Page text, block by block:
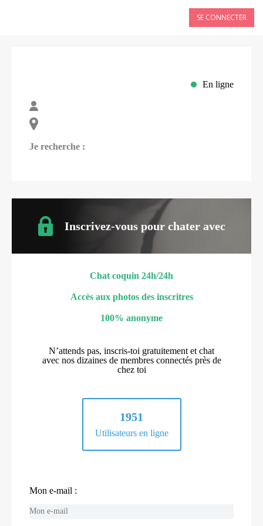
SE CONNECTER
En ligne
Je recherche :
Inscrivez-vous pour chater avec
Chat coquin 24h/24h
Accès aux photos des inscritres
100% anonyme
N’attends pas, inscris-toi gratuitement et chat
avec nos dizaines de membres connectés près de
chez toi
1951
Utilisateurs en ligne
Mon e-mail :